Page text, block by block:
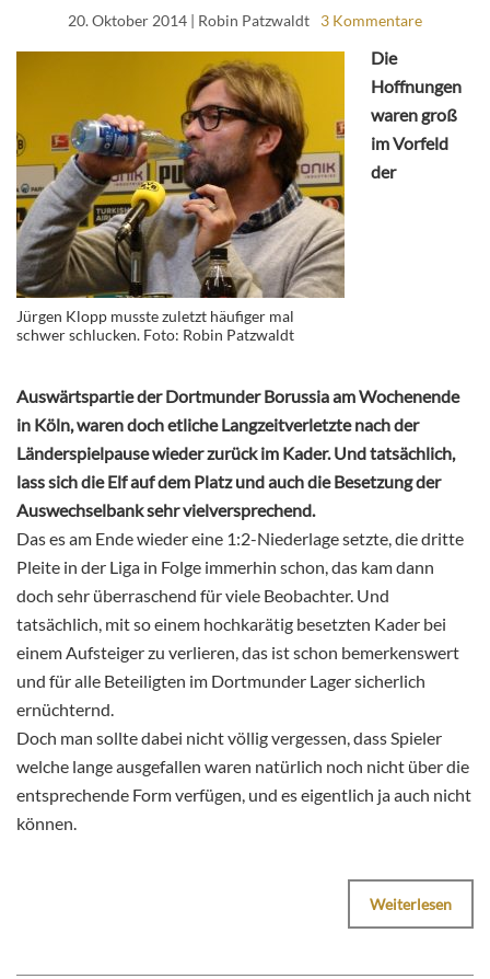
20. Oktober 2014 | Robin Patzwaldt 3 Kommentare
Jürgen Klopp musste zuletzt häufiger mal
schwer schlucken. Foto: Robin Patzwaldt
Die
Hoffnungen
waren groß
im Vorfeld
der
Auswärtspartie der Dortmunder Borussia am Wochenende
in Köln, waren doch etliche Langzeitverletzte nach der
Länderspielpause wieder zurück im Kader. Und tatsächlich,
lass sich die Elf auf dem Platz und auch die Besetzung der
Auswechselbank sehr vielversprechend.
Das es am Ende wieder eine 1:2-Niederlage setzte, die dritte
Pleite in der Liga in Folge immerhin schon, das kam dann
doch sehr überraschend für viele Beobachter. Und
tatsächlich, mit so einem hochkarätig besetzten Kader bei
einem Aufsteiger zu verlieren, das ist schon bemerkenswert
und für alle Beteiligten im Dortmunder Lager sicherlich
ernüchternd.
Doch man sollte dabei nicht völlig vergessen, dass Spieler
welche lange ausgefallen waren natürlich noch nicht über die
entsprechende Form verfügen, und es eigentlich ja auch nicht
können.
Weiterlesen